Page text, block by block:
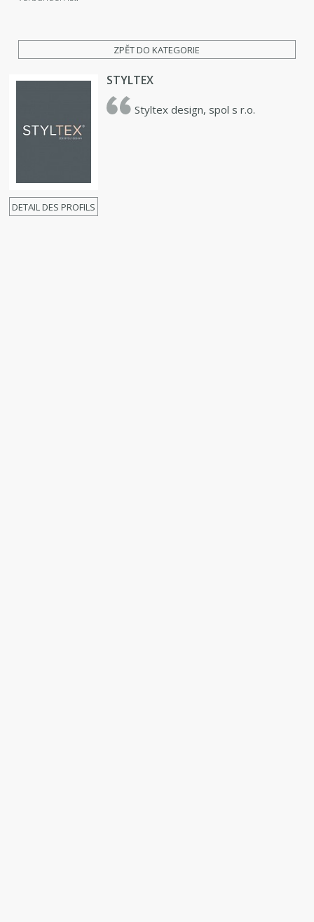
ZPĚT DO KATEGORIE
DETAIL DES PROFILS
STYLTEX
Styltex design, spol s r.o.